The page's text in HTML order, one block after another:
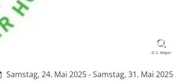
© C. Mayer
Samstag, 24. Mai 2025 - Samstag, 31. Mai 2025